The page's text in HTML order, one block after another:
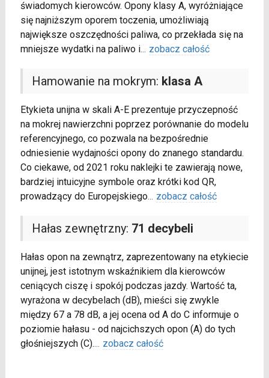
świadomych kierowców. Opony klasy A, wyróżniające
się najniższym oporem toczenia, umożliwiają
największe oszczędności paliwa, co przekłada się na
mniejsze wydatki na paliwo i... zobacz całość
Hamowanie na mokrym: klasa A
Etykieta unijna w skali A-E prezentuje przyczepność
na mokrej nawierzchni poprzez porównanie do modelu
referencyjnego, co pozwala na bezpośrednie
odniesienie wydajności opony do znanego standardu.
Co ciekawe, od 2021 roku naklejki te zawierają nowe,
bardziej intuicyjne symbole oraz krótki kod QR,
prowadzący do Europejskiego... zobacz całość
Hałas zewnętrzny: 71 decybeli
Hałas opon na zewnątrz, zaprezentowany na etykiecie
unijnej, jest istotnym wskaźnikiem dla kierowców
ceniących ciszę i spokój podczas jazdy. Wartość ta,
wyrażona w decybelach (dB), mieści się zwykle
między 67 a 78 dB, a jej ocena od A do C informuje o
poziomie hałasu - od najcichszych opon (A) do tych
głośniejszych (C).... zobacz całość